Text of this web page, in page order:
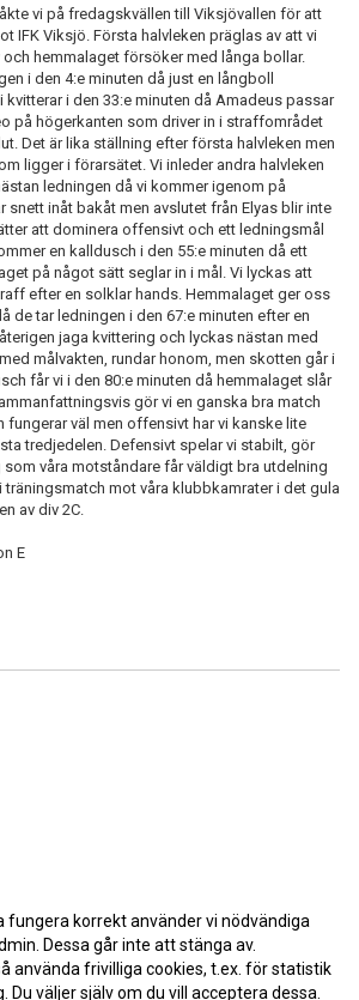
vi på fredagskvällen till Viksjövallen för att
IFK Viksjö. Första halvleken präglas av att vi
och hemmalaget försöker med långa bollar.
i den 4:e minuten då just en långboll
kvitterar i den 33:e minuten då Amadeus passar
på högerkanten som driver in i straffområdet
Det är lika ställning efter första halvleken men
ligger i förarsätet. Vi inleder andra halvleken
ledningen då vi kommer igenom på
snett inåt bakåt men avslutet från Elyas blir inte
att dominera offensivt och ett ledningsmål
en kalldusch i den 55:e minuten då ett
på något sätt seglar in i mål. Vi lyckas att
efter en solklar hands. Hemmalaget ger oss
de tar ledningen i den 67:e minuten efter en
jaga kvittering och lyckas nästan med
målvakten, rundar honom, men skotten går i
får vi i den 80:e minuten då hemmalaget slår
gör vi en ganska bra match
väl men offensivt har vi kanske lite
tredjedelen. Defensivt spelar vi stabilt, gör
våra motståndare får väldigt bra utdelning
träningsmatch mot våra klubbkamrater i det gula
av div 2C.
E
fungera korrekt använder vi nödvändiga
Dessa går inte att stänga av.
använda frivilliga cookies, t.ex. för statistik
väljer själv om du vill acceptera dessa.